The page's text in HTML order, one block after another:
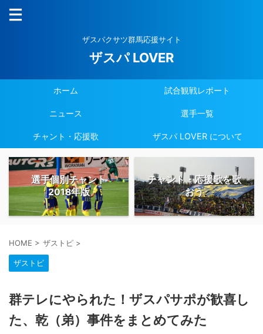
ザスパクサツ群馬応援サイト
ザスパ LOVER
ホーム 試合観戦レポート
ニュース 選手一覧
チャント・応援歌 ザスパ LOVER について
選手個別チャント
2018年版
チャント・応援歌を歌
おう
HOME > ザストピ >
ザストピ
群テレにやられた！ザスパサポが歓喜し
た、乾（弟）事件をまとめてみた